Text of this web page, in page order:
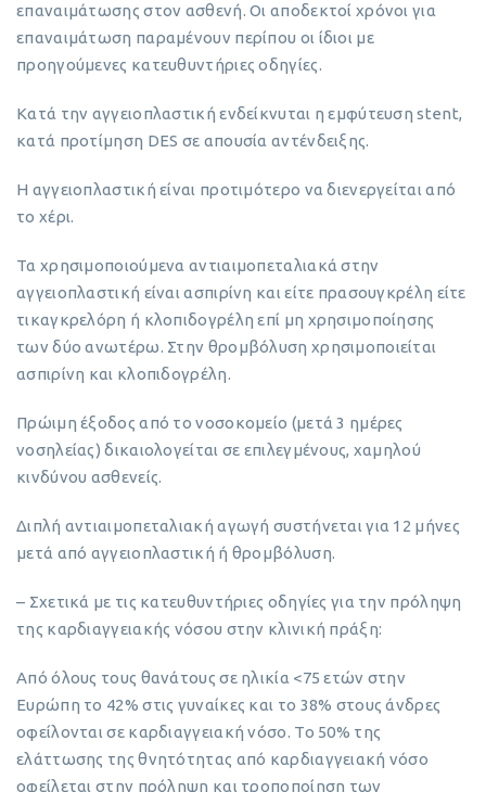
επαναιμάτωσης στον ασθενή. Οι αποδεκτοί χρόνοι για
επαναιμάτωση παραμένουν περίπου οι ίδιοι με
προηγούμενες κατευθυντήριες οδηγίες.
Κατά την αγγειοπλαστική ενδείκνυται η εμφύτευση stent,
κατά προτίμηση DES σε απουσία αντένδειξης.
Η αγγειοπλαστική είναι προτιμότερο να διενεργείται από
το χέρι.
Τα χρησιμοποιούμενα αντιαιμοπεταλιακά στην
αγγειοπλαστική είναι ασπιρίνη και είτε πρασουγκρέλη είτε
τικαγκρελόρη ή κλοπιδογρέλη επί μη χρησιμοποίησης
των δύο ανωτέρω. Στην θρομβόλυση χρησιμοποιείται
ασπιρίνη και κλοπιδογρέλη.
Πρώιμη έξοδος από το νοσοκομείο (μετά 3 ημέρες
νοσηλείας) δικαιολογείται σε επιλεγμένους, χαμηλού
κινδύνου ασθενείς.
Διπλή αντιαιμοπεταλιακή αγωγή συστήνεται για 12 μήνες
μετά από αγγειοπλαστική ή θρομβόλυση.
– Σχετικά με τις κατευθυντήριες οδηγίες για την πρόληψη
της καρδιαγγειακής νόσου στην κλινική πράξη:
Από όλους τους θανάτους σε ηλικία <75 ετών στην
Ευρώπη το 42% στις γυναίκες και το 38% στους άνδρες
οφείλονται σε καρδιαγγειακή νόσο. Το 50% της
ελάττωσης της θνητότητας από καρδιαγγειακή νόσο
οφείλεται στην πρόληψη και τροποποίηση των